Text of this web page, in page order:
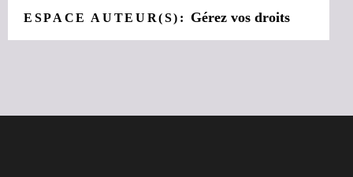
ESPACE AUTEUR(S): Gérez vos droits